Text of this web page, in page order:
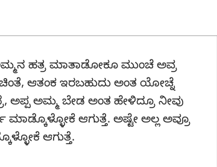
ಹತ್ರ ಮಾತಾಡೋಕೂ ಮುಂಚೆ ಅವ್ರ
ಆತಂಕ ಇರಬಹುದು ಅಂತ ಯೋಚ್ನೆ
ಅಪ್ಪ ಅಮ್ಮ ಬೇಡ ಅಂತ ಹೇಳಿದ್ರೂ ನೀವು
ಮಾಡ್ಕೊಳ್ಳೋಕೆ ಆಗುತ್ತೆ. ಅಷ್ಟೇ ಅಲ್ಲ ಅವ್ರೂ
ಆಗುತ್ತೆ.